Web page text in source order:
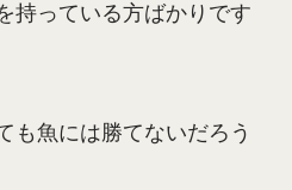
持っている方ばかりです
も魚には勝てないだろう